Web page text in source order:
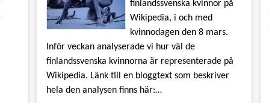
finlandssvenska kvinnor på
Wikipedia, i och med
kvinnodagen den 8 mars.
Inför veckan analyserade vi hur väl de
finlandssvenska kvinnorna är representerade på
Wikipedia. Länk till en bloggtext som beskriver
hela den analysen finns här:…